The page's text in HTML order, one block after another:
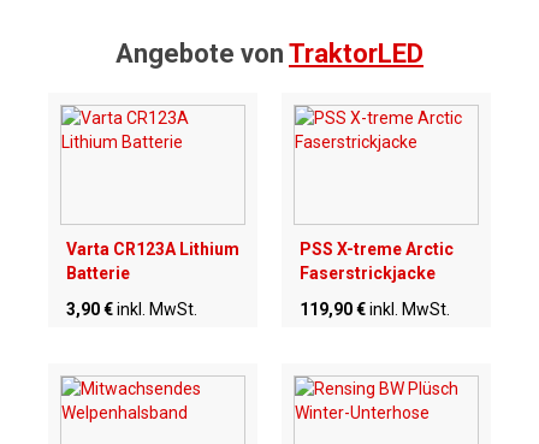
Angebote von TraktorLED
Varta CR123A Lithium
Batterie
3,90 €inkl. MwSt.
PSS X-treme Arctic
Faserstrickjacke
119,90 €inkl. MwSt.